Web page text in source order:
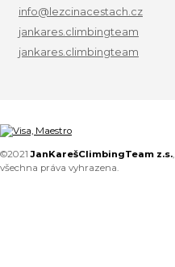
info@lezcinacestach.cz
jankares.climbingteam
jankares.climbingteam
©2021JanKarešClimbingTeam z.s.,
všechna práva vyhrazena.